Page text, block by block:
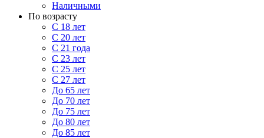
Наличными
По возрасту
С 18 лет
С 20 лет
С 21 года
С 23 лет
С 25 лет
С 27 лет
До 65 лет
До 70 лет
До 75 лет
До 80 лет
До 85 лет